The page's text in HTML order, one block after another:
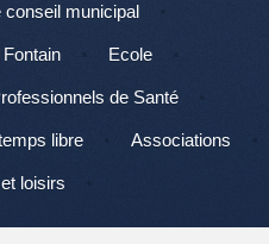
conseil municipal
Ecole
de Santé
libre Associations
loisirs